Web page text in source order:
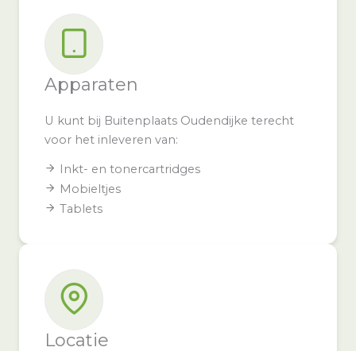
Apparaten
U kunt bij Buitenplaats Oudendijke terecht
voor het inleveren van:
Inkt- en tonercartridges
Mobieltjes
Tablets
Locatie